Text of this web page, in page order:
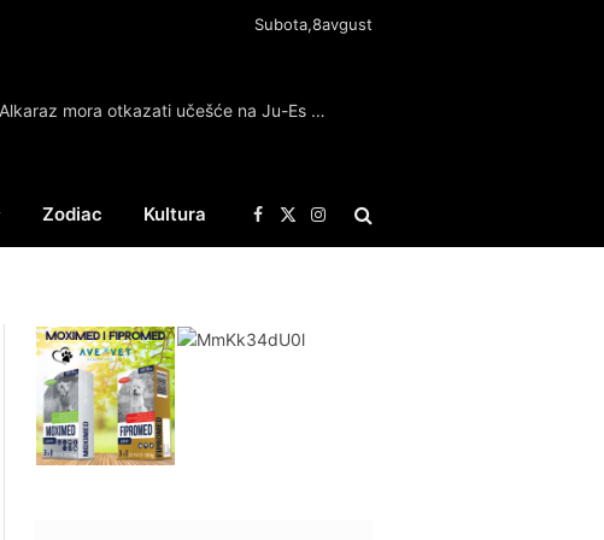
Subota,8avgust
Proslavljeni teniser tvrdi: Alkaraz mora otkazati učešće na Ju-Es openu
Zodiac Kultura Facebook
X
(Twitter)
Instagram